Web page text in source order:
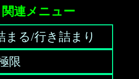
関連メニュー
まる/行き詰まり
限